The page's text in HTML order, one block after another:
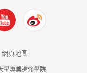
網頁地圖
學專業進修學院